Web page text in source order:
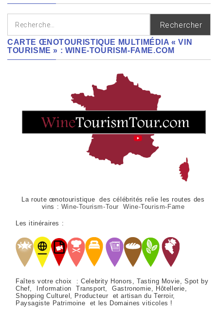
Rechercher :
CARTE ŒNOTOURISTIQUE MULTIMÉDIA « VIN
TOURISME » : WINE-TOURISM-FAME.COM
La route œnotouristique des célébrités relie les routes des
vins : Wine-Tourism-Tour Wine-Tourism-Fame
Les itinéraires :
Faîtes votre choix : Celebrity Honors, Tasting Movie, Spot by
Chef, Information Transport, Gastronomie, Hôtellerie,
Shopping Culturel, Producteur et artisan du Terroir,
Paysagiste Patrimoine et les Domaines viticoles !